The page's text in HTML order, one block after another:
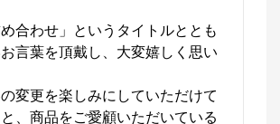
め合わせ」というタイトルととも
言葉を頂戴し、大変嬉しく思い
変更を楽しみにしていただけて
、商品をご愛顧いただいている